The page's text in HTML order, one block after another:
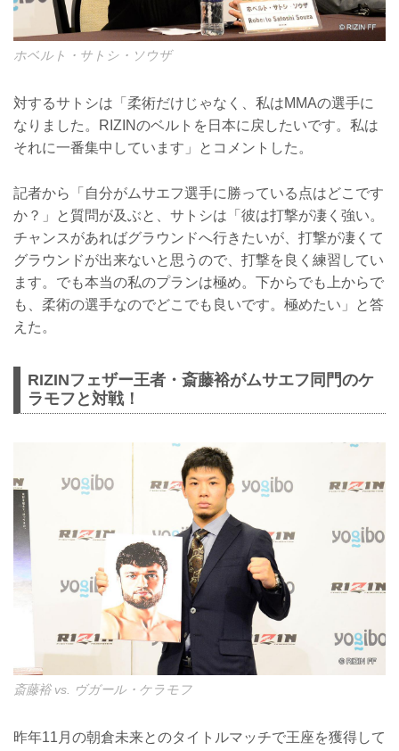
ホベルト・サトシ・ソウザ
対するサトシは「柔術だけじゃなく、私はMMAの選手に
なりました。RIZINのベルトを日本に戻したいです。私は
それに一番集中しています」とコメントした。
記者から「自分がムサエフ選手に勝っている点はどこです
か？」と質問が及ぶと、サトシは「彼は打撃が凄く強い。
チャンスがあればグラウンドへ行きたいが、打撃が凄くて
グラウンドが出来ないと思うので、打撃を良く練習してい
ます。でも本当の私のプランは極め。下からでも上からで
も、柔術の選手なのでどこでも良いです。極めたい」と答
えた。
RIZINフェザー王者・斎藤裕がムサエフ同門のケ
ラモフと対戦！
斎藤裕 vs. ヴガール・ケラモフ
昨年11月の朝倉未来とのタイトルマッチで王座を獲得して